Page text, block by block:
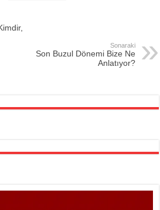
Sonaraki
Son Buzul Dönemi Bize Ne
Anlatıyor?